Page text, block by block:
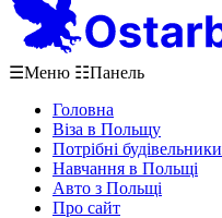
☰Меню ☷Панель
Головна
Віза в Польщу
Потрібні будівельники
Навчання в Польщі
Авто з Польщі
Про сайт